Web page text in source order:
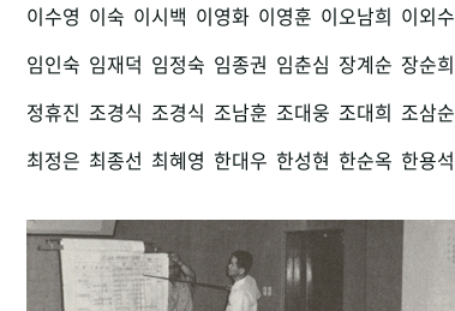
이수영 이숙 이시백 이영화 이영훈 이오남희 이외수
임인숙 임재덕 임정숙 임종권 임춘심 장계순 장순희
정휴진 조경식 조경식 조남훈 조대웅 조대희 조삼순
최정은 최종선 최혜영 한대우 한성현 한순옥 한용석